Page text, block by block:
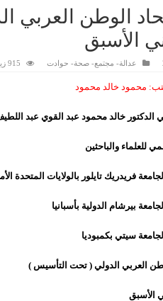
الوطن العربي
الأسبق
عدالة- مجتمع- صحة- حوادت 915 زيارة
محمود خالد محمود
الدكتور خالد محمود عبد القوي عبد
للعلماء والباحثين
فريدريك تايلور بالولايات المتحدة
بيرشام الدولية بأسبانيا
سيتي بكمبوديا
العربي الدولي ( تحت التأسيس )
الأسبق